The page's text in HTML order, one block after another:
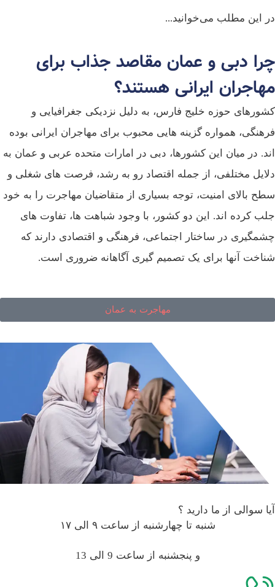
در این مطلب می‌خوانید...
چرا دبی و عمان مقاصد جذاب برای
مهاجران ایرانی هستند؟
کشورهای حوزه خلیج فارس، به دلیل نزدیکی جغرافیایی و
فرهنگی، همواره گزینه‌ هایی محبوب برای مهاجران ایرانی بوده‌
اند. در میان این کشورها، دبی در امارات متحده عربی و عمان به
دلایل مختلفی، از جمله اقتصاد رو به رشد، فرصت‌ های شغلی و
سطح بالای امنیت، توجه بسیاری از متقاضیان مهاجرت را به خود
جلب کرده‌ اند. این دو کشور، با وجود شباهت‌ ها، تفاوت‌ های
چشمگیری در ساختار اجتماعی، فرهنگی و اقتصادی دارند که
شناخت آنها برای یک تصمیم‌ گیری آگاهانه ضروری است.
مهاجرت به عمان
آیا سوالی از ما دارید ؟
شنبه تا چهارشنبه از ساعت ۹ الی ۱۷
و پنجشنبه از ساعت 9 الی 13